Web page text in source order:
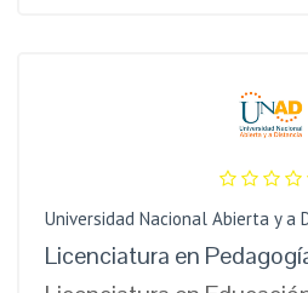
Universidad Nacional Abierta y a
Licenciatura en